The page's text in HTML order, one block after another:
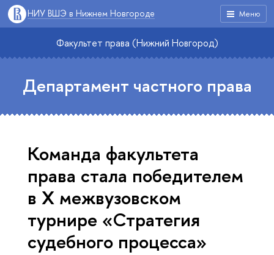
Меню
НИУ ВШЭ в Нижнем Новгороде
Факультет права (Нижний Новгород)
Департамент частного права
Команда факультета
права стала победителем
в Х межвузовском
турнире «Стратегия
судебного процесса»